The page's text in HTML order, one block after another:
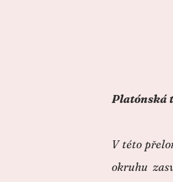
Platónská
V této
okruhu